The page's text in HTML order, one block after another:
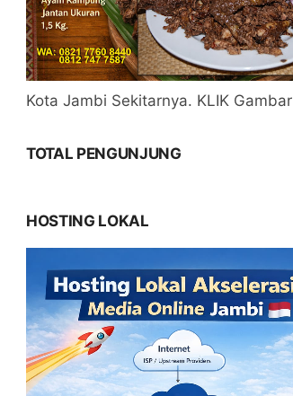
Kota Jambi Sekitarnya. KLIK Gambar
TOTAL PENGUNJUNG
HOSTING LOKAL